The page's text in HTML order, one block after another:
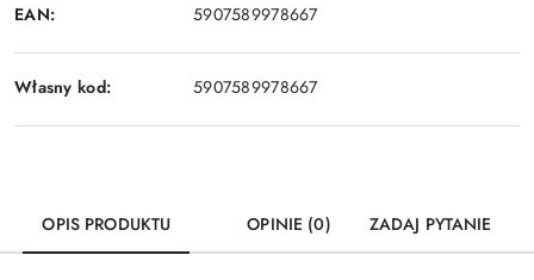
EAN: 5907589978667
Własny kod: 5907589978667
OPIS PRODUKTU OPINIE (0) ZADAJ PYTANIE